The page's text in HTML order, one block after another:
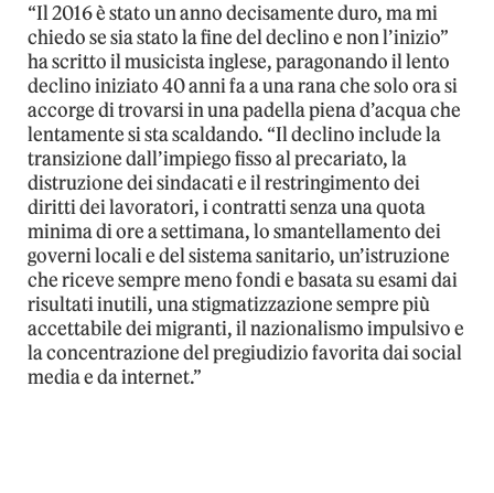
“Il 2016 è stato un anno decisamente duro, ma mi
chiedo se sia stato la fine del declino e non l’inizio”
ha scritto il musicista inglese, paragonando il lento
declino iniziato 40 anni fa a una rana che solo ora si
accorge di trovarsi in una padella piena d’acqua che
lentamente si sta scaldando. “Il declino include la
transizione dall’impiego fisso al precariato, la
distruzione dei sindacati e il restringimento dei
diritti dei lavoratori, i contratti senza una quota
minima di ore a settimana, lo smantellamento dei
governi locali e del sistema sanitario, un’istruzione
che riceve sempre meno fondi e basata su esami dai
risultati inutili, una stigmatizzazione sempre più
accettabile dei migranti, il nazionalismo impulsivo e
la concentrazione del pregiudizio favorita dai social
media e da internet.”